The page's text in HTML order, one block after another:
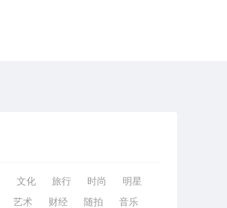
文化 旅行 时尚
明星
艺术 财经 随拍
音乐